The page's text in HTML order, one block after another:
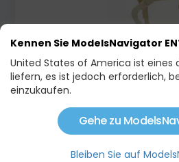
3D DEER NATUR + 4 FARBEN
3,45 €
auf Bestellung
Kennen Sie ModelsNavigator
United States of America ist eines
liefern, es ist jedoch erforderlich,
einzukaufen.
Gehe zu
Bleiben Sie auf